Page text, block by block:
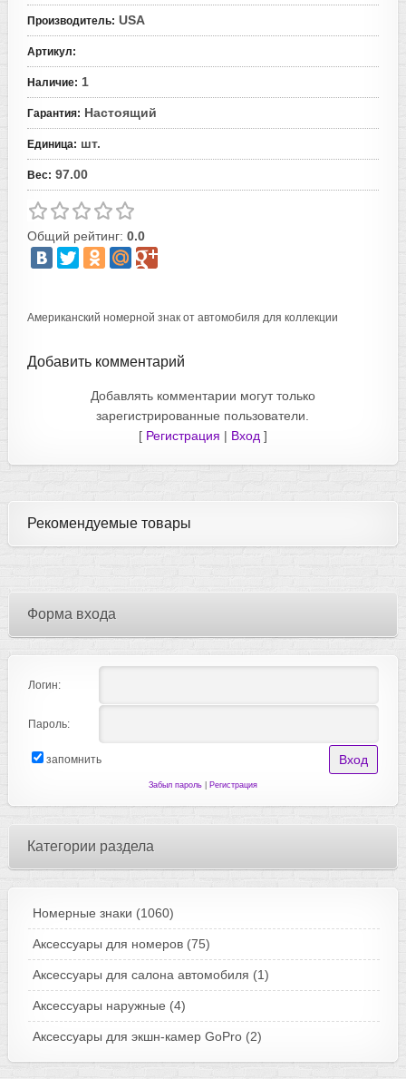
Производитель: USA
Артикул:
Наличие: 1
Гарантия: Настоящий
Единица: шт.
Вес: 97.00
Общий рейтинг: 0.0
Американский номерной знак от автомобиля для коллекции
Добавить комментарий
Добавлять комментарии могут только
зарегистрированные пользователи.
[ Регистрация | Вход ]
Рекомендуемые товары
Форма входа
Логин:
Пароль:
запомнить
Забыл пароль| Регистрация
Категории раздела
Номерные знаки (1060)
Аксессуары для номеров (75)
Аксессуары для салона автомобиля (1)
Аксессуары наружные (4)
Аксессуары для экшн-камер GoPro (2)